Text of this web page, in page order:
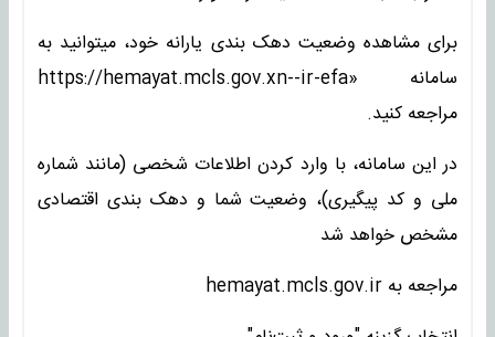
برای مشاهده وضعیت دهک بندی یارانه خود، میتوانید به
سامانه «https://hemayat.mcls.gov.xn--ir-efa
مراجعه کنید.
در این سامانه، با وارد کردن اطلاعات شخصی (مانند شماره
ملی و کد پیگیری)، وضعیت شما و دهک بندی اقتصادی
مشخص خواهد شد
مراجعه به hemayat.mcls.gov.ir